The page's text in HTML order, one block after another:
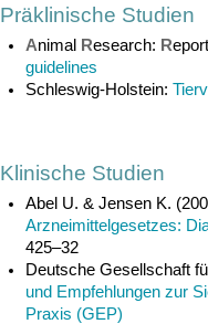
Präklinische Studien
Animal Research: R
guidelines
Schleswig-Holstein:
Klinische Studien
Abel U. & Jensen K.
Arzneimittelgesetzes:
425–32
Deutsche Gesellschaft
und Empfehlungen zur
Praxis (GEP)